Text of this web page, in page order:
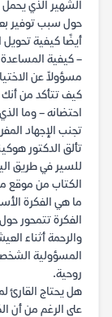
الشهير الذي
حول سبب توفير
أيضًا كيفية
– كيفية المساعدة
مسؤولاً عن
كيف تتأكد من
احتضانه – وما
تجنب الإجهاد
تألق الدكتور
للسير في طريق
الكتاب من موقع
ما هي الفكرة
الفكرة تتمحور
والرحمة أثناء
المسؤولية
روحية.
هل يحتاج القارئ
على الرغم من أن